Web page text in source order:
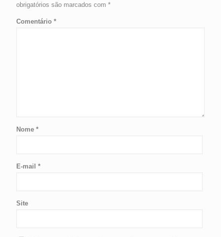
obrigatórios são marcados com *
Comentário *
Nome *
E-mail *
Site